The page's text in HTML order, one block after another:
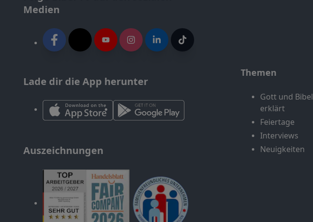
Medien
Lade dir die App herunter
Auszeichnungen
Themen
Gott und Bibel
erklärt
Feiertage
Interviews
Neuigkeiten